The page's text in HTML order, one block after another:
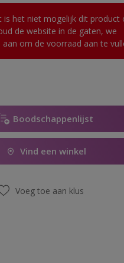
is het niet mogelijk dit product
de website in de gaten, we
aan om de voorraad aan te
Boodschappenlijst
Vind een winkel
Voeg toe aan klus